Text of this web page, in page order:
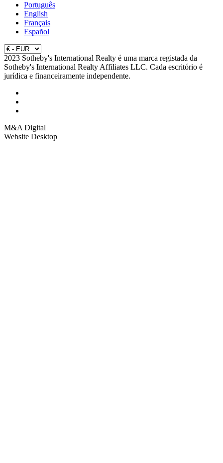
Português
English
Français
Español
2023 Sotheby's International Realty é uma marca registada da
Sotheby's International Realty Affiliates LLC. Cada escritório é
jurídica e financeiramente independente.
M&A Digital
Website Desktop